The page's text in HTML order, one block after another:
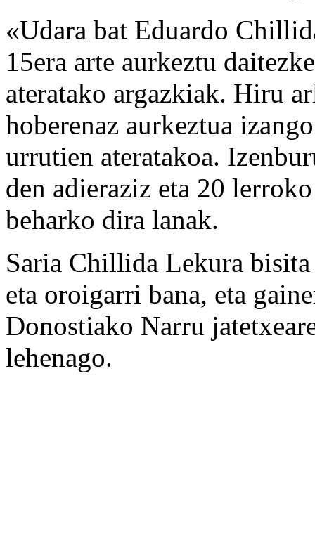
«Udara bat Eduardo
15era arte aurkeztu
ateratako argazkiak. Hiru
hoberenaz aurkeztua
urrutien ateratakoa.
den adieraziz eta 20
beharko dira lanak.
Saria Chillida Lekura
eta oroigarri bana, eta
Donostiako Narru
lehenago.